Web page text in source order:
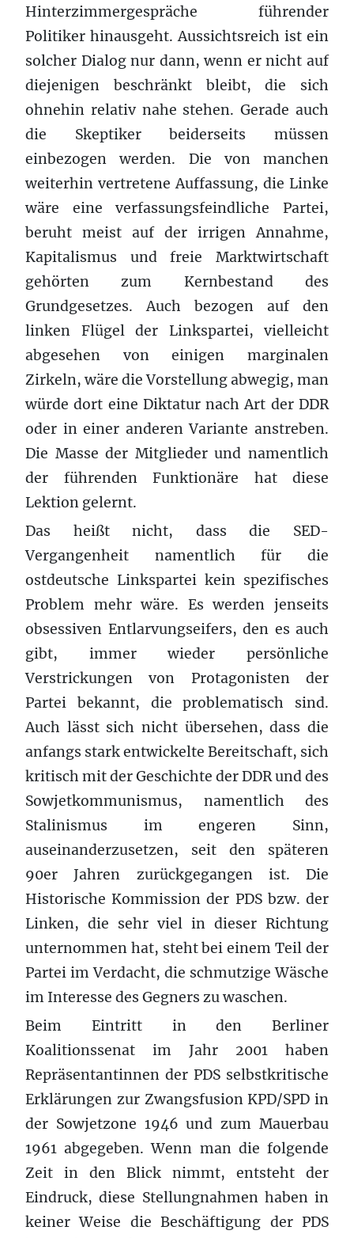
Hinterzimmergespräche führender
Politiker hinausgeht. Aussichtsreich ist ein
solcher Dialog nur dann, wenn er nicht auf
diejenigen beschränkt bleibt, die sich
ohnehin relativ nahe stehen. Gerade auch
die Skeptiker beiderseits müssen
einbezogen werden. Die von manchen
weiterhin vertretene Auffassung, die Linke
wäre eine verfassungsfeindliche Partei,
beruht meist auf der irrigen Annahme,
Kapitalismus und freie Marktwirtschaft
gehörten zum Kernbestand des
Grundgesetzes. Auch bezogen auf den
linken Flügel der Linkspartei, vielleicht
abgesehen von einigen marginalen
Zirkeln, wäre die Vorstellung abwegig, man
würde dort eine Diktatur nach Art der DDR
oder in einer anderen Variante anstreben.
Die Masse der Mitglieder und namentlich
der führenden Funktionäre hat diese
Lektion gelernt.
Das heißt nicht, dass die SED-
Vergangenheit namentlich für die
ostdeutsche Linkspartei kein spezifisches
Problem mehr wäre. Es werden jenseits
obsessiven Entlarvungseifers, den es auch
gibt, immer wieder persönliche
Verstrickungen von Protagonisten der
Partei bekannt, die problematisch sind.
Auch lässt sich nicht übersehen, dass die
anfangs stark entwickelte Bereitschaft, sich
kritisch mit der Geschichte der DDR und des
Sowjetkommunismus, namentlich des
Stalinismus im engeren Sinn,
auseinanderzusetzen, seit den späteren
90er Jahren zurückgegangen ist. Die
Historische Kommission der PDS bzw. der
Linken, die sehr viel in dieser Richtung
unternommen hat, steht bei einem Teil der
Partei im Verdacht, die schmutzige Wäsche
im Interesse des Gegners zu waschen.
Beim Eintritt in den Berliner
Koalitionssenat im Jahr 2001 haben
Repräsentantinnen der PDS selbstkritische
Erklärungen zur Zwangsfusion KPD/SPD in
der Sowjetzone 1946 und zum Mauerbau
1961 abgegeben. Wenn man die folgende
Zeit in den Blick nimmt, entsteht der
Eindruck, diese Stellungnahmen haben in
keiner Weise die Beschäftigung der PDS